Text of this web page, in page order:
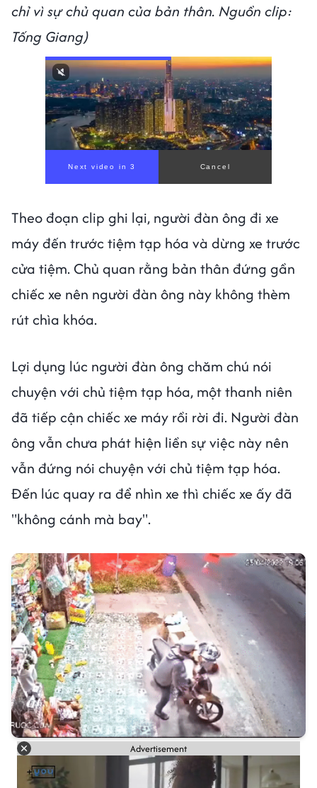
chỉ vì sự chủ quan của bản thân. Nguồn clip:
Tống Giang)
Theo đoạn clip ghi lại, người đàn ông đi xe
máy đến trước tiệm tạp hóa và dừng xe trước
cửa tiệm. Chủ quan rằng bản thân đứng gần
chiếc xe nên người đàn ông này không thèm
rút chìa khóa.
Lợi dụng lúc người đàn ông chăm chú nói
chuyện với chủ tiệm tạp hóa, một thanh niên
đã tiếp cận chiếc xe máy rồi rời đi. Người đàn
ông vẫn chưa phát hiện liền sự việc này nên
vẫn đứng nói chuyện với chủ tiệm tạp hóa.
Đến lúc quay ra để nhìn xe thì chiếc xe ấy đã
"không cánh mà bay".
Advertisement